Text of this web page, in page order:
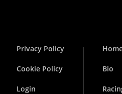
Privacy Policy
Cookie Policy
Login
Bio